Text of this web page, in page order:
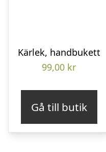
Kärlek, handbukett
99,00 kr
Gå till butik